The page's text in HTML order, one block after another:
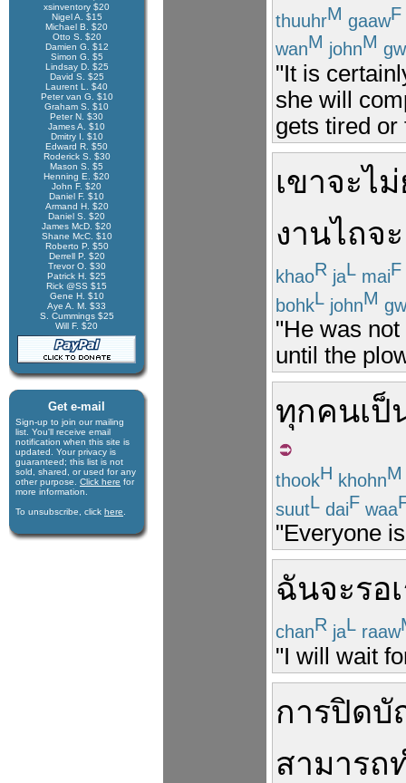
xsinventory $20
Nigel A. $15
Michael B. $20
Otto S. $20
Damien G. $12
Simon G. $5
Lindsay D. $25
David S. $25
Laurent L. $40
Peter van G. $10
Graham S. $10
Peter N. $30
James A. $10
Dmitry I. $10
Edward R. $50
Roderick S. $30
Mason S. $5
Henning E. $20
John F. $20
Daniel F. $10
Armand H. $20
Daniel S. $20
James McD. $20
Shane McC. $10
Roberto P. $50
Derrell P. $20
Trevor O. $30
Patrick H. $25
Rick @SS $15
Gene H. $10
Aye A. M. $33
S. Cummings $25
Will F. $20
Get e-mail
Sign-up to join our mail­ing
list. You'll receive e­mail
notification when this site is
updated. Your privacy is
guaran­teed; this list is not
sold, shared, or used for any
other purpose. Click here for
more infor­mation.
To unsubscribe, click here
thuuhrM gaawF
wanM johnM
"It is
she will
gets tired or
เขาจะไม่
งานไถจะ
khaoR jaL maiF
bohkL johnM
"He was
until the
ทุกคนเป็
thookH khohnM
suutL daiF waa
"Everyone
ฉันจะรอ
chanR jaL raaw
"I will wait
การปิดบั
สามารถ